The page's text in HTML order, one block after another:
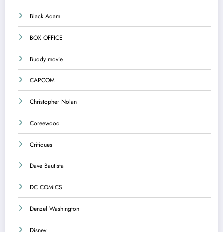
Black Adam
BOX OFFICE
Buddy movie
CAPCOM
Christopher Nolan
Coreewood
Critiques
Dave Bautista
DC COMICS
Denzel Washington
Disney